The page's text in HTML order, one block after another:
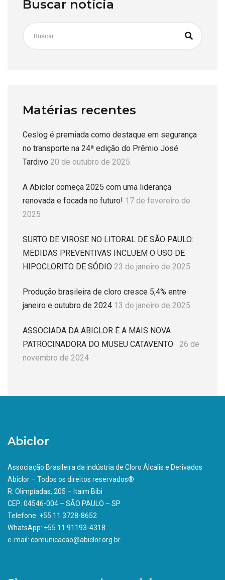
Buscar notícia
Matérias recentes
Ceslog é premiada como destaque em segurança
no transporte na 24ª edição do Prêmio José
Tardivo 20 de outubro de 2025
A Abiclor começa 2025 com uma liderança
renovada e focada no futuro! 17 de fevereiro de
2025
SURTO DE VIROSE NO LITORAL DE SÃO PAULO:
MEDIDAS PREVENTIVAS INCLUEM O USO DE
HIPOCLORITO DE SÓDIO 23 de janeiro de 2025
Produção brasileira de cloro cresce 5,4% entre
janeiro e outubro de 2024 13 de janeiro de 2025
ASSOCIADA DA ABICLOR É A MAIS NOVA
PATROCINADORA DO MUSEU CATAVENTO
26 de
novembro de 2024
Abiclor
Associação Brasileira da indústria de Cloro Álcalis e Derivados
Abiclor – Todos os direitos reservados®
R. Olimpíadas, 205 – Itaim Bibi
CEP: 04546-004 – SÃO PAULO – SP
Telefone: +55 11 3728-8652
WhatsApp: +55 11 91193-4318
e-mail: comunicacao@abiclor.org.br